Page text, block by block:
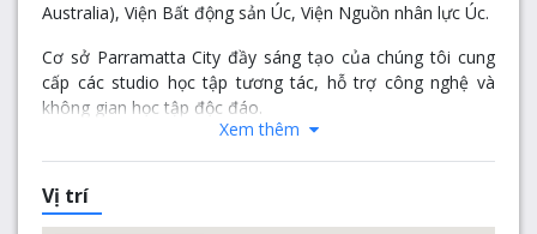
Australia), Viện Bất động sản Úc, Viện Nguồn nhân lực Úc.
Cơ sở Parramatta City đầy sáng tạo của chúng tôi cung
cấp các studio học tập tương tác, hỗ trợ công nghệ và
không gian học tập độc đáo.
Đại học Western Sydney được xếp hạng trong 2% trường
Xem thêm
Vị trí